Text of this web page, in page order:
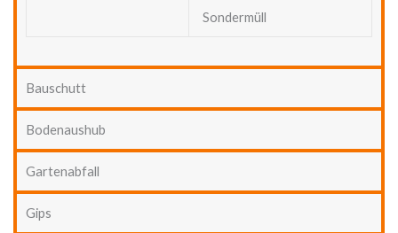
Sondermüll
Bauschutt
Bodenaushub
Gartenabfall
Gips